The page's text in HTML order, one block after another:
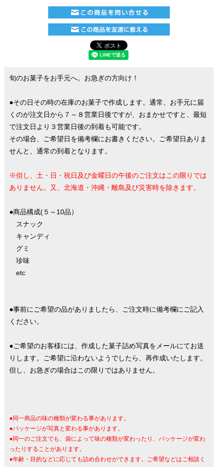
旬のお菓子をお手元へ。お急ぎの方向け！
●その日その時の在庫のお菓子で作成します。通常、お手元に届
くのが注文日から７～８営業日後ですが、おまかせですと、最短
で注文日より３営業日後の到着も可能です。
その場合、ご希望日を備考欄にお書きください。ご希望日ありま
せんと、通常の到着となります。
※但し、土・日・祝日及び金曜日の午後のご注文はこの限りでは
ありません。又、北海道・沖縄・離島及び災害時を除きます。
●商品構成(５～10品）
スナック
キャンディ
グミ
珍味
etc
●事前にご希望の品がありましたら、ご注文時に備考欄にご記入
ください。
●ご希望のお客様には、作成した菓子詰め写真をメールにてお送
りします。ご希望に沿わないようでしたら、再作成いたします。
但し、お急ぎの場合はこの限りではありません。
●同一商品の味の種類が変わる事があります。
●パッケージが写真と変わる事があります。
●同一のご注文でも、袋によって味の種類が変わったり、パッケージが変わ
ったりすることがあります。
●年齢・目的などに応じても詰め合わせができます。ご希望などはご相談く